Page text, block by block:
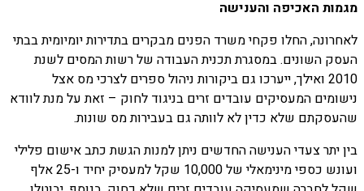
מגמות האכיפה והענישה
לאחרונה, החלו פקחי משרד הפנים מבקרים בתדירות יומיומית בבתי
העסק השונים. במסגרת תכנית העבודה של רשות המסים לשנת
2010 ואילך, ייערכו גם ביקורות ניהול ספרים לצרכי מס אצל
נישומים המעסיקים עובדים זרים בניגוד לחוק – זאת על מנת לוודא
שהעסקתם שלא כדין לא לוותה גם בעבירות מס שונות.
בין יתר צעדי הענישה החדשים ניתן למנות הגשת כתב אישום פלילי
ועונש כספי מינימאלי של 10,000 שקל למעסיק יחיד ו-25 אלף